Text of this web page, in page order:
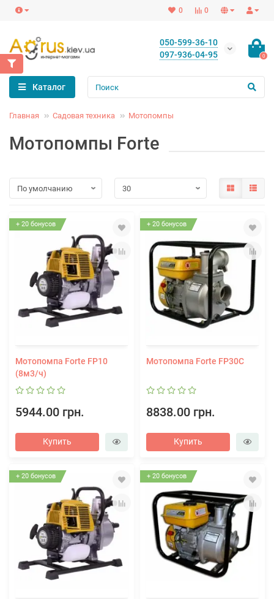
0
0
050-599-36-10
097-936-04-95
0
Каталог
Главная Садовая техника Мотопомпы
Мотопомпы Forte
+ 20 бонусов
Мотопомпа Forte FP10
(8м3/ч)
5944.00 грн.
Купить
+ 20 бонусов
Мотопомпа Forte FP30C
8838.00 грн.
Купить
+ 20 бонусов + 20 бонусов